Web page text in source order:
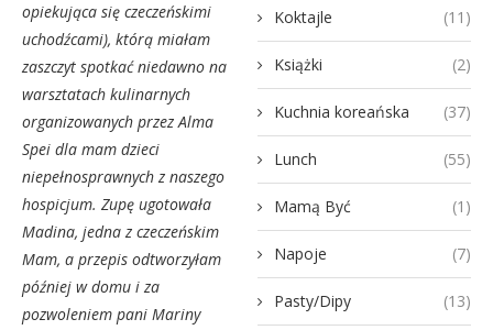
opiekująca się czeczeńskimi
uchodźcami), którą miałam
zaszczyt spotkać niedawno na
warsztatach kulinarnych
organizowanych przez Alma
Spei dla mam dzieci
niepełnosprawnych z naszego
hospicjum. Zupę ugotowała
Madina, jedna z czeczeńskim
Mam, a przepis odtworzyłam
później w domu i za
pozwoleniem pani Mariny
Koktajle (11)
Książki (2)
Kuchnia koreańska (37)
Lunch (55)
Mamą Być (1)
Napoje (7)
Pasty/Dipy (13)